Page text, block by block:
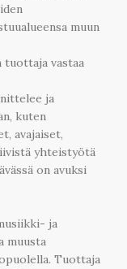
muun
tuottaja vastaa
ja
kuten
avajaiset,
yhteistyötä
on avuksi
ja
muusta
Tuottaja